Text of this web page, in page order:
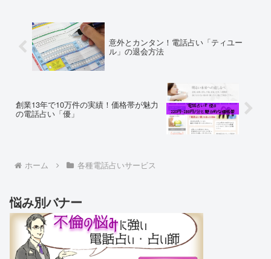
意外とカンタン！電話占い「ティユー
ル」の退会方法
創業13年で10万件の実績！価格帯が魅力
の電話占い「優」
ホーム 各種電話占いサービス
悩み別バナー